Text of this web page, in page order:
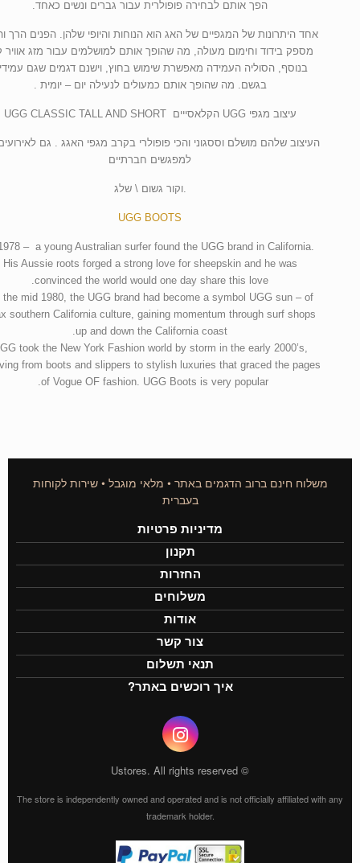
הפך אותם לבחירה פופולרית עבור גברים ונשים כאחד.
אחד היתרונות של המגפיים של האג הוא הנוחות והיופי שלהן. הפנים הרך
מספק בידוד וחימום מעולה, מה שהופך אותם למושלמים עבור מזג אוויר
בנוסף, הסוליה העמידה מאפשרת שימוש בחוץ, וישנם דגמים שגם
בגשם. מה שהופך אותם כמעולים לנעילה יום – יומית .
עיצוב מגפי UGG הקלאסייים UGG CLASSIC TALL AND SHORT
העיצוב שלהם מושלם וססגוני והכי פופולרי בקרב מגפי האגג . גם
למפגשים חברתיים
.וקור גשום \ שלג
UGG BOOTS
– a young Australian surfer found the UGG brand in California.
His Aussie roots forged a strong love for sheepskin and he was
convinced the world would one day share this love.
the mid 1980, the UGG brand had become a symbol UGG sun – of
southern California culture, gaining momentum through surf shops
up and down the California coast.
took the New York Fashion world by storm in the early 2000’s,
from boots and slippers to stylish luxuries that graced the pages
of Vogue OF fashion. UGG Boots is very popular.
משלוח חינם ברוב הדגמים באתר • מלאי מוגבל • שירות לקוחות
בעברית
מדיניות פרטיות
תקנון
החזרות
משלוחים
אודות
צור קשר
תנאי תשלום
איך רוכשים באתר?
© Ustores. All rights reserved
The store is independently owned and operated and is not officially affiliated with any
trademark holder.